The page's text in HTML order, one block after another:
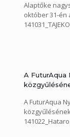
Alaptőke
október 31-én
A FuturAqua
A FuturAqua